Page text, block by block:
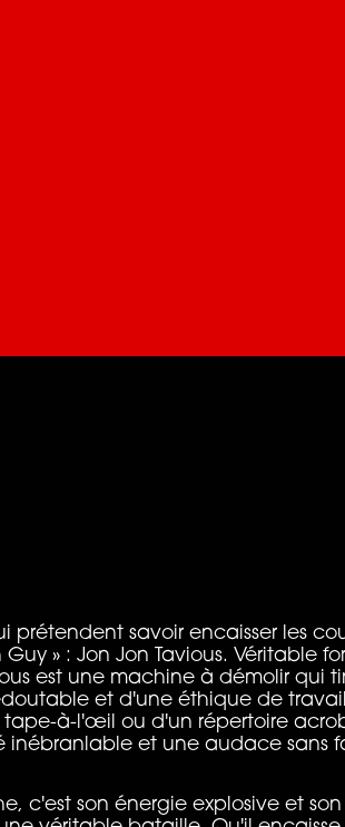
prétendent savoir encaisser les
» : Jon Jon Tavious. Véritable
est une machine à démolir qui
et d'une éthique de
tape-à-l'œil ou d'un répertoire
inébranlable et une audace sans
c'est son énergie explosive et